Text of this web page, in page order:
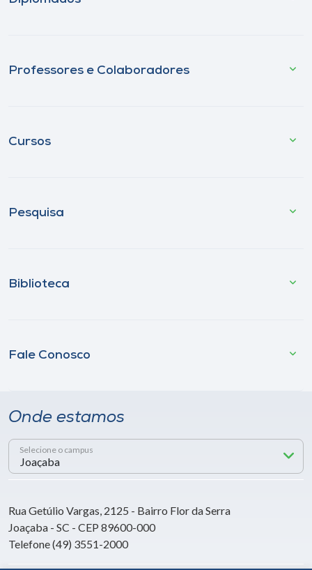
Professores e Colaboradores
Cursos
Pesquisa
Biblioteca
Fale Conosco
Onde estamos
Selecione o campus
Rua Getúlio Vargas, 2125 - Bairro Flor da Serra
Joaçaba - SC - CEP 89600-000
Telefone (49) 3551-2000